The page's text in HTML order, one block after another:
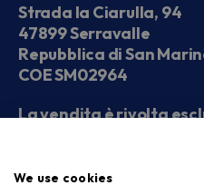
Strada la Ciarulla, 94
47899 Serravalle
Repubblica di San
COE SM02964
La vendita è rivolta
Seguici sui social
We use cookies